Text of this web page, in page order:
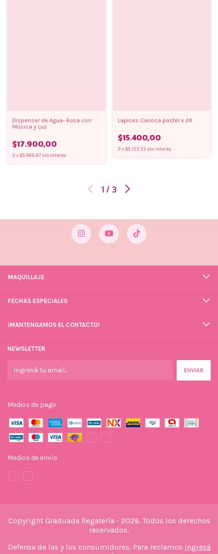
Dispenser de Agua- Rosa con
Música y Luz
$17.900,00
3 x $5.966,67 sin interés
Lapices Carioca pastel x 24
$15.400,00
3 x $5.133,33 sin interés
1 / 3
MAQUILLAJE
FECHAS ESPECIALES
¡MANTENGAMOS EL CONTACTO!
NEWSLETTER
Medios de pago
Medios de envío
Copyright Graduada Regalería - 2026. Todos los derechos
reservados.
Defensa de las y los consumidores. Para reclamos ingresá